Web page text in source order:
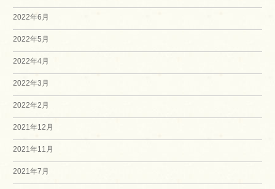
2022年6月
2022年5月
2022年4月
2022年3月
2022年2月
2021年12月
2021年11月
2021年7月